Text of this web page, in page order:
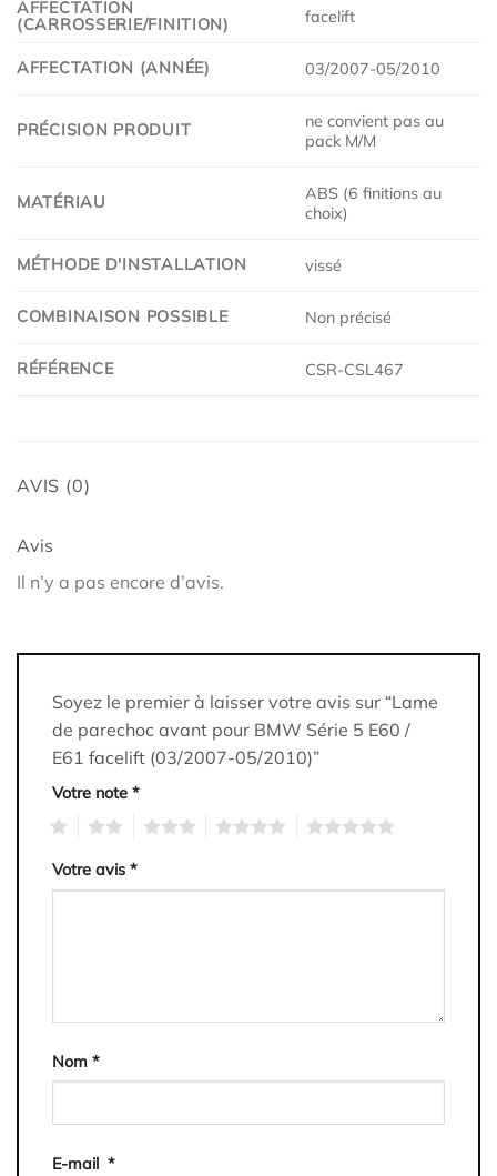
AFFECTATION
(CARROSSERIE/FINITION)
facelift
AFFECTATION (ANNÉE) 03/2007-05/2010
PRÉCISION PRODUIT
ne convient pas au
pack M/M
MATÉRIAU
ABS (6 finitions au
choix)
MÉTHODE D'INSTALLATION vissé
COMBINAISON POSSIBLE Non précisé
RÉFÉRENCE CSR-CSL467
AVIS (0)
Avis
Il n’y a pas encore d’avis.
Soyez le premier à laisser votre avis sur “Lame
de parechoc avant pour BMW Série 5 E60 /
E61 facelift (03/2007-05/2010)”
Votre note *
Votre avis *
Nom *
E-mail *